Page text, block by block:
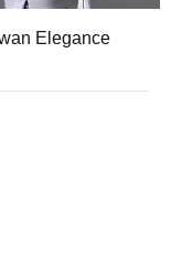
Elegance